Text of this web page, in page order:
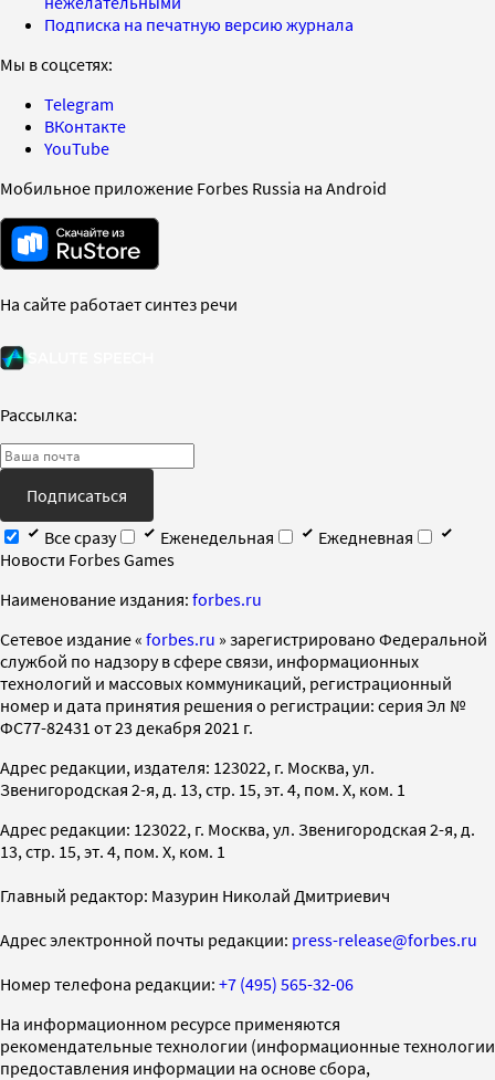
Подписка на печатную версию журнала
Мы в соцсетях:
Telegram
ВКонтакте
YouTube
Мобильное приложение Forbes Russia на Android
На сайте работает синтез речи
Рассылка:
Подписаться
Все сразу
Еженедельная
Ежедневная
Новости Forbes Games
Наименование издания: forbes.ru
Cетевое издание « forbes.ru » зарегистрировано Федеральной
службой по надзору в сфере связи, информационных
технологий и массовых коммуникаций, регистрационный
номер и дата принятия решения о регистрации: серия Эл №
ФС77-82431 от 23 декабря 2021 г.
Адрес редакции, издателя: 123022, г. Москва, ул.
Звенигородская 2-я, д. 13, стр. 15, эт. 4, пом. X, ком. 1
Адрес редакции: 123022, г. Москва, ул. Звенигородская 2-я, д.
13, стр. 15, эт. 4, пом. X, ком. 1
Главный редактор: Мазурин Николай Дмитриевич
Адрес электронной почты редакции: press-release@forbes.ru
Номер телефона редакции: +7 (495) 565-32-06
На информационном ресурсе применяются
рекомендательные технологии (информационные технологии
предоставления информации на основе сбора,